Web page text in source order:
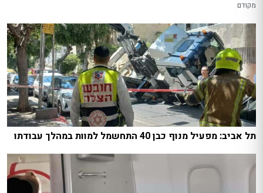
מקודם
תל אביב: מפעיל מנוף כבן 40 התחשמל למוות במהלך עבודתו